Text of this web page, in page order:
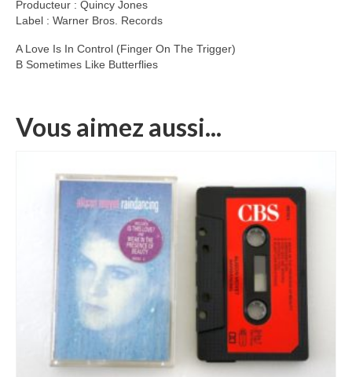
Producteur : Quincy Jones
Label : Warner Bros. Records
A Love Is In Control (Finger On The Trigger)
B Sometimes Like Butterflies
Vous aimez aussi...